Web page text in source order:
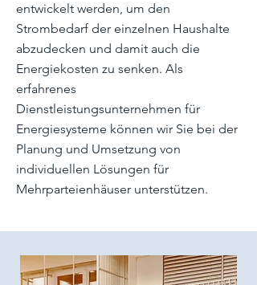
entwickelt werden, um den
Strombedarf der einzelnen Haushalte
abzudecken und damit auch die
Energiekosten zu senken. Als
erfahrenes
Dienstleistungsunternehmen für
Energiesysteme können wir Sie bei der
Planung und Umsetzung von
individuellen Lösungen für
Mehrparteienhäuser unterstützen.